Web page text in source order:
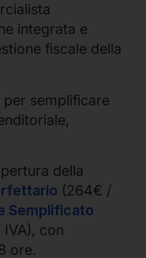
integrata e
fiscale della
semplificare
della
(264€ /
Semplificato
con
ore.